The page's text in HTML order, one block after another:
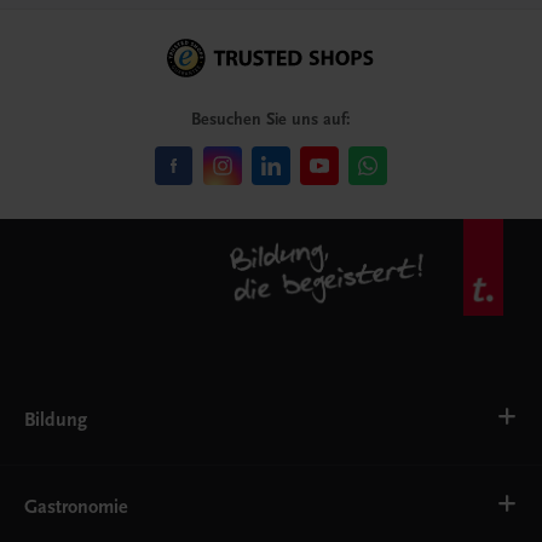
Besuchen Sie uns auf:
Bildung
Ernährung
Gastronomie